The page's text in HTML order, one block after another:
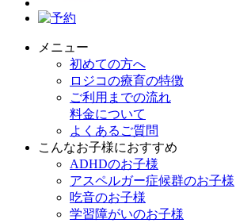
メニュー
初めての方へ
ロジコの療育の特徴
ご利用までの流れ
料金について
よくあるご質問
こんなお子様におすすめ
ADHDのお子様
アスペルガー症候群のお子様
吃音のお子様
学習障がいのお子様